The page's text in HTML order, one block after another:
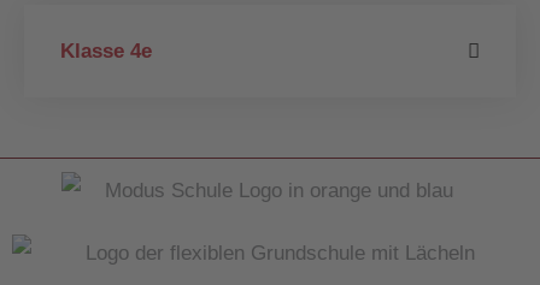
Klasse 4e